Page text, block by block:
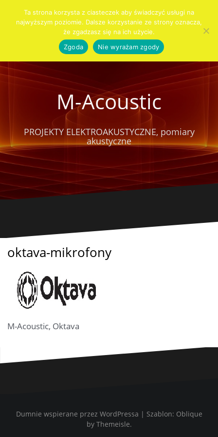
KIM PRO AUDIO
DOMU
AKUSTYKA
WNĘTRZ
SYSTEMY
ALARMOWE
SPRZĘT
KONTAKT
CENNIK
BlogSzukaj:
M-Acoustic
PROJEKTY ELEKTROAKUSTYCZNE, pomiary
akustyczne
oktava-mikrofony
M-Acoustic, Oktava
Dumnie wspierane przez WordPressa | Szablon: Oblique
by Themeisle.
Ta strona korzysta z ciasteczek aby świadczyć usługi na
najwyższym poziomie. Dalsze korzystanie ze strony oznacza,
że zgadzasz się na ich użycie.
Zgoda
Nie wyrażam zgody